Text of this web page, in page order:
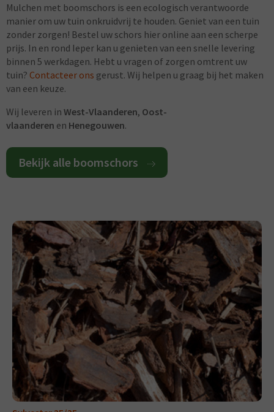
Mulchen met boomschors is een ecologisch verantwoorde
manier om uw tuin onkruidvrij te houden. Geniet van een tuin
zonder zorgen! Bestel uw schors hier online aan een scherpe
prijs. In en rond Ieper kan u genieten van een snelle levering
binnen 5 werkdagen. Hebt u vragen of zorgen omtrent uw
tuin? Contacteer ons gerust. Wij helpen u graag bij het maken
van een keuze.
Wij leveren in West-Vlaanderen, Oost-
vlaanderen en Henegouwen.
Bekijk alle boomschors